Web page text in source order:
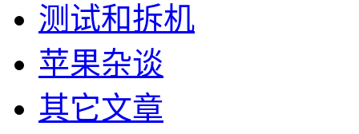
测试和拆机
苹果杂谈
其它文章